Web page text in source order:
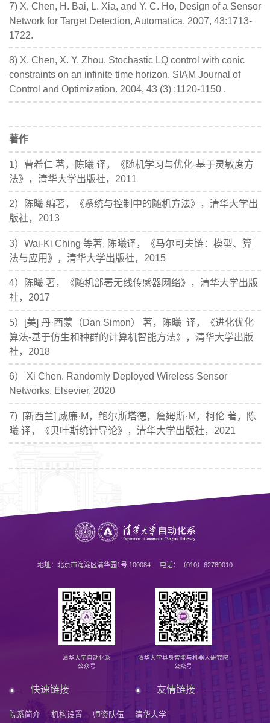
7) X. Chen, H. Bai, L. Xia, and Y. C. Ho, Design of a Sensor
Network for Target Detection, Automatica. 2007, 43:1713-
1722.
8) X. Chen, X. Y. Zhou. Stochastic LQ control with conic
constraints on an infinite time horizon. SIAM Journal of
Control and Optimization. 2004, 43 (3) :1120-1150 .
著作
1）曹希仁 著，陈曦 译，《随机学习与优化-基于灵敏度方
法》，清华大学出版社，2011
2）陈曦 编著，《系统与控制中的随机方法》，清华大学出
版社，2013
3）Wai-Ki Ching 等著, 陈曦译，《马尔可夫链：模型、算
法与应用》，清华大学出版社，2015
4）陈曦 著，《随机部署无线传感器网络》，清华大学出版
社，2017
5）[美] 丹·西蒙（Dan Simon） 著，陈曦 译，《进化优化
算法-基于仿生和种群的计算机智能方法》，清华大学出版
社，2018
6） Xi Chen. Randomly Deployed Wireless Sensor
Networks. Elsevier, 2020
7) [新西兰] 威廉·M，鲍尔斯塔德，詹姆斯·M，柯伦 著，陈
曦 译，《贝叶斯统计导论》，清华大学出版社，2021
地址：北京市海淀区清华园1号 100084 电话：（010）62789010
快速链接
院系简介 机构设置 师资队伍
友情链接
清华大学
清华大学自动化系
公众号
清华大学具身智能与机器人研究院
公众号